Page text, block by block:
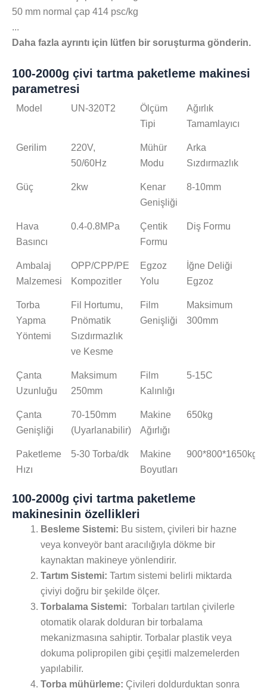
50 mm normal çap 414 psc/kg
...
Daha fazla ayrıntı için lütfen bir soruşturma gönderin.
100-2000g çivi tartma paketleme makinesi
parametresi
Model UN-320T2
Ölçüm
Tipi
Ağırlık
Tamamlayıcı
Gerilim
220V,
50/60Hz
Mühür
Modu
Arka
Sızdırmazlık
Güç 2kw
Kenar
Genişliği
8-10mm
Hava
Basıncı
0.4-0.8MPa
Çentik
Formu
Diş Formu
Ambalaj
Malzemesi
OPP/CPP/PE
Kompozitler
Egzoz
Yolu
İğne Deliği
Egzoz
Torba
Yapma
Yöntemi
Fil Hortumu,
Pnömatik
Sızdırmazlık
ve Kesme
Film
Genişliği
Maksimum
300mm
Çanta
Uzunluğu
Maksimum
250mm
Film
Kalınlığı
5-15C
Çanta
Genişliği
70-150mm
(Uyarlanabilir)
Makine
Ağırlığı
650kg
Paketleme
Hızı
5-30 Torba/dk
Makine
Boyutları
900*800*1650kg
100-2000g çivi tartma paketleme
makinesinin özellikleri
Besleme Sistemi: Bu sistem, çivileri bir hazne
veya konveyör bant aracılığıyla dökme bir
kaynaktan makineye yönlendirir.
Tartım Sistemi: Tartım sistemi belirli miktarda
çiviyi doğru bir şekilde ölçer.
Torbalama Sistemi: Torbaları tartılan çivilerle
otomatik olarak dolduran bir torbalama
mekanizmasına sahiptir. Torbalar plastik veya
dokuma polipropilen gibi çeşitli malzemelerden
yapılabilir.
Torba mühürleme: Çivileri doldurduktan sonra